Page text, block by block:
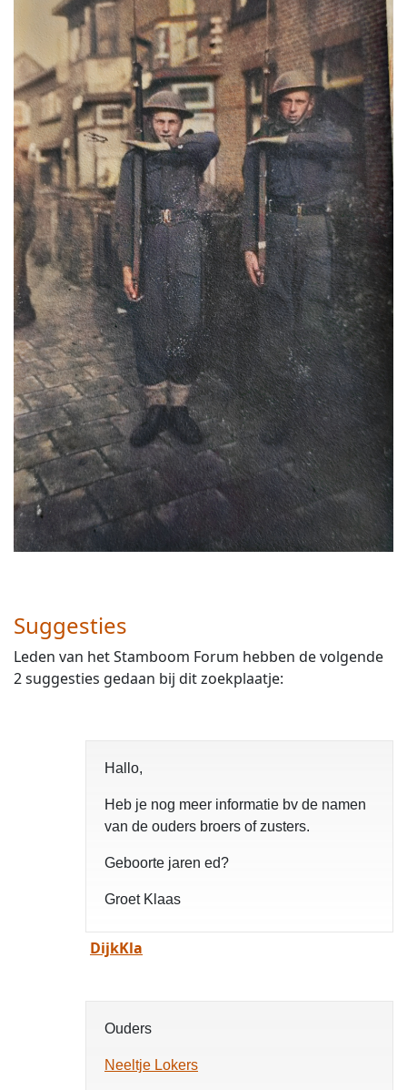
Suggesties
Leden van het Stamboom Forum hebben de volgende
2 suggesties gedaan bij dit zoekplaatje:
Hallo,
Heb je nog meer informatie bv de namen
van de ouders broers of zusters.
Geboorte jaren ed?
Groet Klaas
DijkKla
Ouders
Neeltje Lokers